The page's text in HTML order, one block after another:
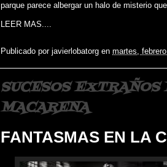
parque parece albergar un halo de misterio
LEER MAS....
Publicado por javierlobatorg en martes,
SUCESOS
MACARENA
FANTASMAS EN LA